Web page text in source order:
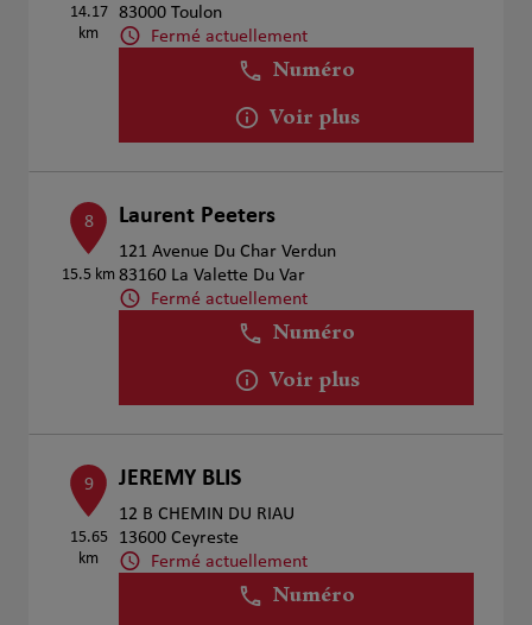
14.17
km
83000 Toulon
Fermé actuellement
Numéro
Voir plus
8
15.5 km
Laurent Peeters
121 Avenue Du Char Verdun
83160 La Valette Du Var
Fermé actuellement
Numéro
Voir plus
9
15.65
km
JEREMY BLIS
12 B CHEMIN DU RIAU
13600 Ceyreste
Fermé actuellement
Numéro